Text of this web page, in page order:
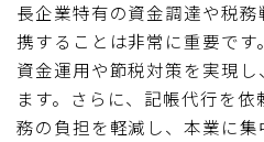
長企業特有の資金調達や税
携することは非常に重要で
資金運用や節税対策を実現
ます。さらに、記帳代行を
務の負担を軽減し、本業に